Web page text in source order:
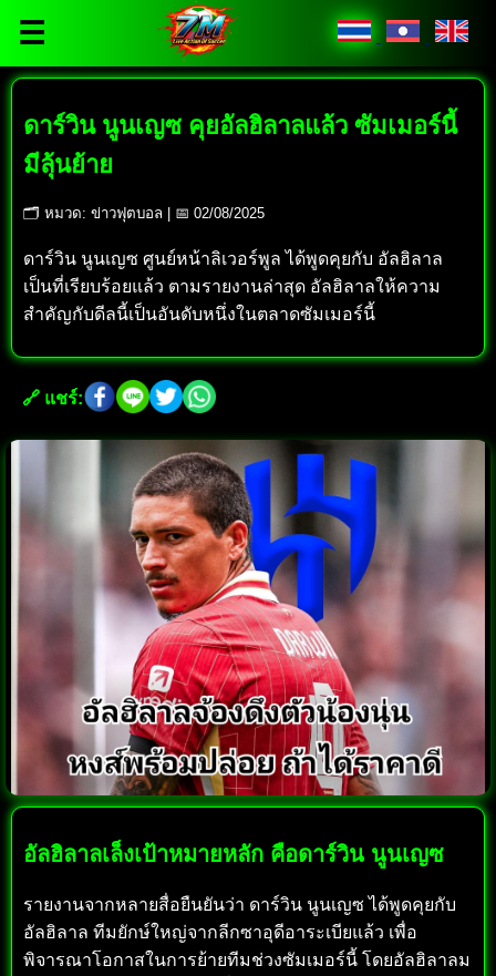
☰
ดาร์วิน นูนเญซ คุยอัลฮิลาลแล้ว ซัมเมอร์นี้
มีลุ้นย้าย
🗂 หมวด: ข่าวฟุตบอล | 📅 02/08/2025
ดาร์วิน นูนเญซ ศูนย์หน้าลิเวอร์พูล ได้พูดคุยกับ อัลฮิลาล
เป็นที่เรียบร้อยแล้ว ตามรายงานล่าสุด อัลฮิลาลให้ความ
สำคัญกับดีลนี้เป็นอันดับหนึ่งในตลาดซัมเมอร์นี้
🔗 แชร์:
อัลฮิลาลเล็งเป้าหมายหลัก คือดาร์วิน นูนเญซ
รายงานจากหลายสื่อยืนยันว่า ดาร์วิน นูนเญซ ได้พูดคุยกับ
อัลฮิลาล ทีมยักษ์ใหญ่จากลีกซาอุดีอาระเบียแล้ว เพื่อ
พิจารณาโอกาสในการย้ายทีมช่วงซัมเมอร์นี้ โดยอัลฮิลาลม